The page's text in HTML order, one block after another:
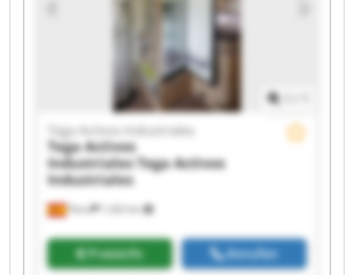
Activos Industriales Tega Activos Industriales
Piera 1.262 km
Tega Activos Industriales
Tega Activos
Industriales Tega Activos
Industriales
Preisinfo Anrufen